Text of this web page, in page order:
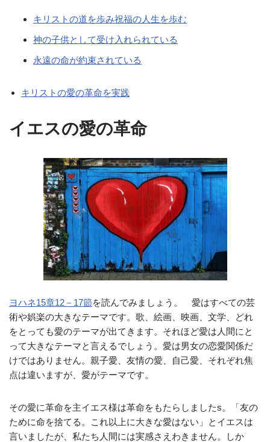
キリストの道を歩み祝福の人生を歩む
神の子供として受け入れられている
永遠の命が約束されている
キリストの愛の革命を実践
イエスの愛の革命
ヨハネ15章12－17節を読んでみましょう。 愛はすべての芸
術や娯楽の大きなテーマです。歌、絵画、映画、文学、どれ
をとっても愛のテーマが出てきます。それほど愛は人間にと
って大きなテーマと言えるでしょう。愛は男女の恋愛関係だ
けではありません。親子愛、友情の愛、自己愛、それぞれ焦
点は違いますが、愛がテーマです。
その愛に革命を主イエス様は革命をもたらしましたs。「友の
ために命を捨てる。これ以上に大きな愛はない」とイエスは
言いましたが、私たち人間には実感さえわきません。しか